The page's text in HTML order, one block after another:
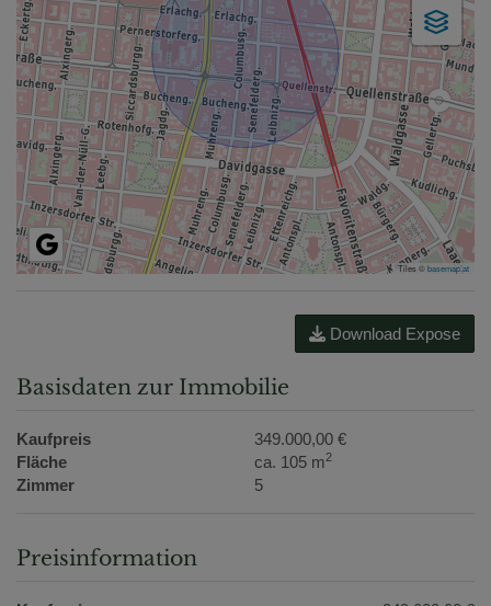
Tiles ©basemap.at
Download Expose
Basisdaten zur Immobilie
Kaufpreis
349.000,00 €
Fläche
ca. 105 m2
Zimmer 5
Preisinformation